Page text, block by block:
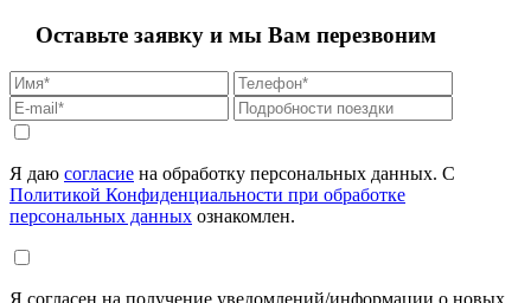
Оставьте заявку и мы Вам перезвоним
Я даю согласие на обработку персональных данных. С
Политикой Конфиденциальности при обработке
персональных данных ознакомлен.
Я согласен на получение уведомлений/информации о новых